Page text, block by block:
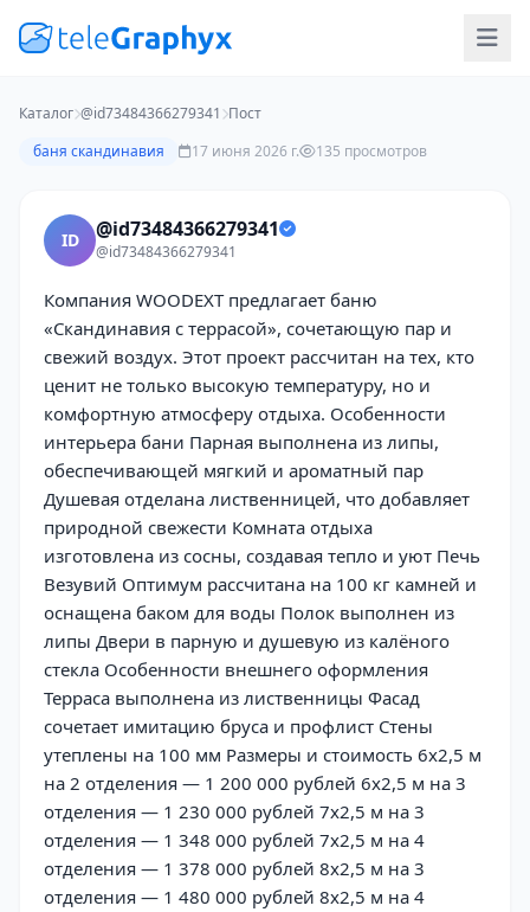
Каталог @id73484366279341 Пост
баня скандинавия
17 июня 2026 г. 135 просмотров
ID @id73484366279341
@id73484366279341
Компания WOODEXT предлагает баню
«Скандинавия с террасой», сочетающую пар и
свежий воздух. Этот проект рассчитан на тех, кто
ценит не только высокую температуру, но и
комфортную атмосферу отдыха. Особенности
интерьера бани Парная выполнена из липы,
обеспечивающей мягкий и ароматный пар
Душевая отделана лиственницей, что добавляет
природной свежести Комната отдыха
изготовлена из сосны, создавая тепло и уют Печь
Везувий Оптимум рассчитана на 100 кг камней и
оснащена баком для воды Полок выполнен из
липы Двери в парную и душевую из калёного
стекла Особенности внешнего оформления
Терраса выполнена из лиственницы Фасад
сочетает имитацию бруса и профлист Стены
утеплены на 100 мм Размеры и стоимость 6х2,5 м
на 2 отделения — 1 200 000 рублей 6х2,5 м на 3
отделения — 1 230 000 рублей 7х2,5 м на 3
отделения — 1 348 000 рублей 7х2,5 м на 4
отделения — 1 378 000 рублей 8х2,5 м на 3
отделения — 1 480 000 рублей 8х2,5 м на 4